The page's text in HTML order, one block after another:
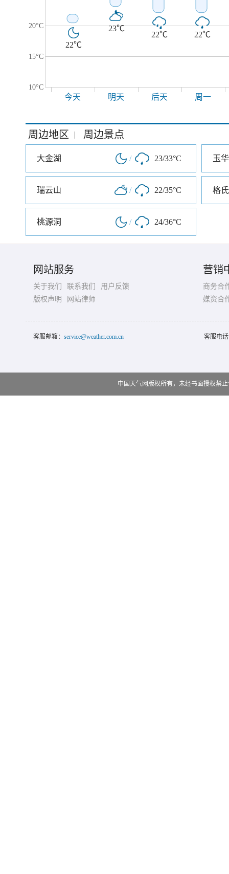
20°C
15°C
10°C
22℃
23℃
22℃ 22℃
今天 明天 后天 周一
周边地区 | 周边景点
大金湖 / 23/33°C 玉
瑞云山 / 22/35°C 格
桃源洞 / 24/36°C
网站服务
关于我们 联系我们
用户反馈
版权声明
网站律师
营销
商务合
媒资合
客服邮箱： service@weather.com.cn 客服电
中国天气网版权所有，未经书面授权